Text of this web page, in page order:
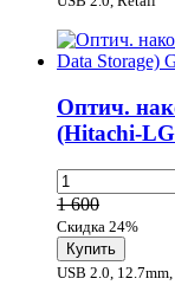
Оптич.
(Hitachi-
1 600
Скидка 24%
USB 2.0,